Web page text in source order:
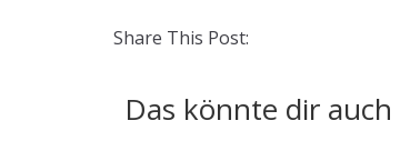
Share This Post:
Das könnte dir